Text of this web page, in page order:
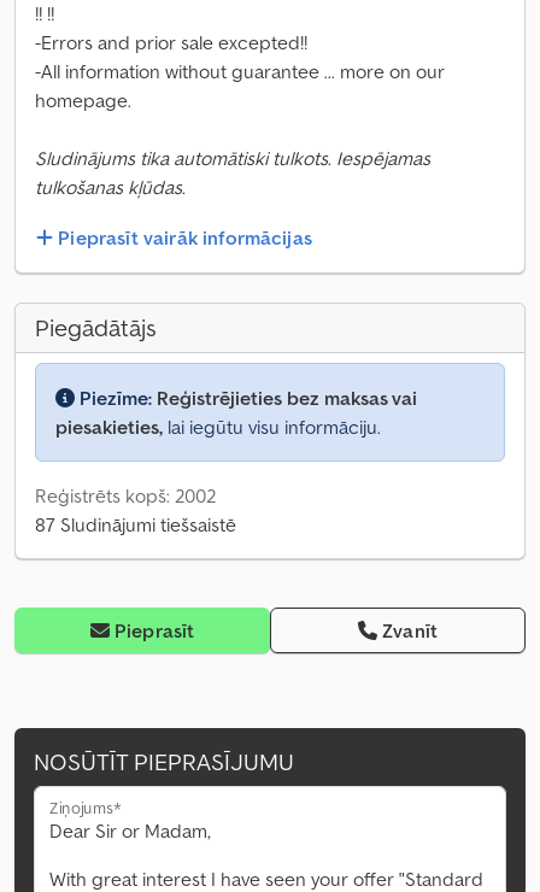
!! !!
-Errors and prior sale excepted!!
-All information without guarantee ... more on our
homepage.
Sludinājums tika automātiski tulkots. Iespējamas
tulkošanas kļūdas.
Pieprasīt vairāk informācijas
Piegādātājs
Piezīme: Reģistrējieties bez maksas vai
piesakieties, lai iegūtu visu informāciju.
Reģistrēts kopš: 2002
87 Sludinājumi tiešsaistē
Pieprasīt Zvanīt
NOSŪTĪT PIEPRASĪJUMU
Ziņojums*